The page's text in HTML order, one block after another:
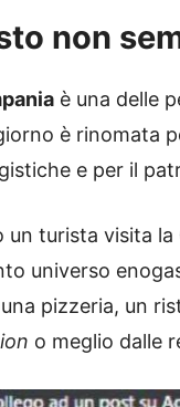
non
è una delle
è rinomata
e per il
un turista visita la
universo
pizzeria, un
o meglio dalle